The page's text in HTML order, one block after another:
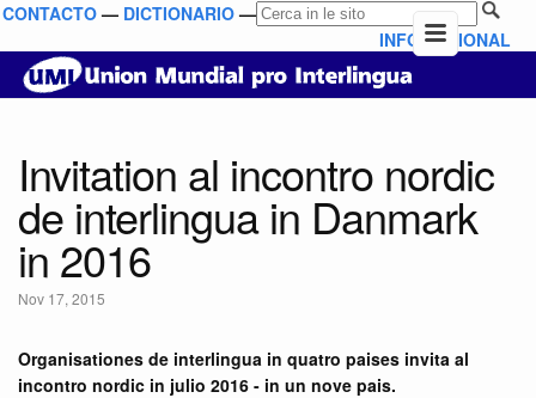
CONTACTO— DICTIONARIO—
INFO NATIONAL
Invitation al incontro nordic
de interlingua in Danmark
in 2016
Nov 17, 2015
Organisationes de interlingua in quatro paises invita al
incontro nordic in julio 2016 - in un nove pais.